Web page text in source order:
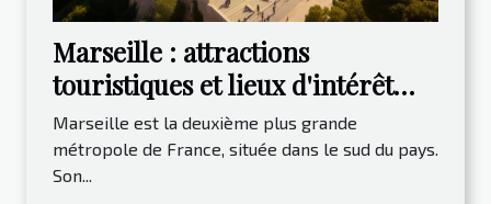
Marseille : attractions
touristiques et lieux d'intérêt
2023
Marseille est la deuxième plus grande
métropole de France, située dans le sud du pays.
Son...